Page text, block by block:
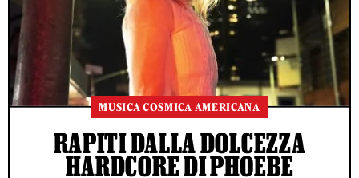
MUSICA COSMICA AMERICANA
RAPITI DALLA DOLCEZZA
HARDCORE DI PHOEBE